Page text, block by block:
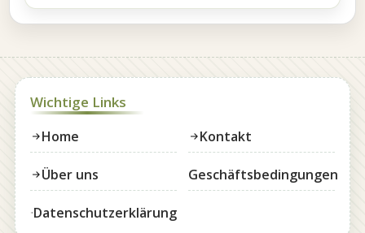
Wichtige Links
Home Kontakt
Über uns Geschäftsbedingungen
Datenschutzerklärung